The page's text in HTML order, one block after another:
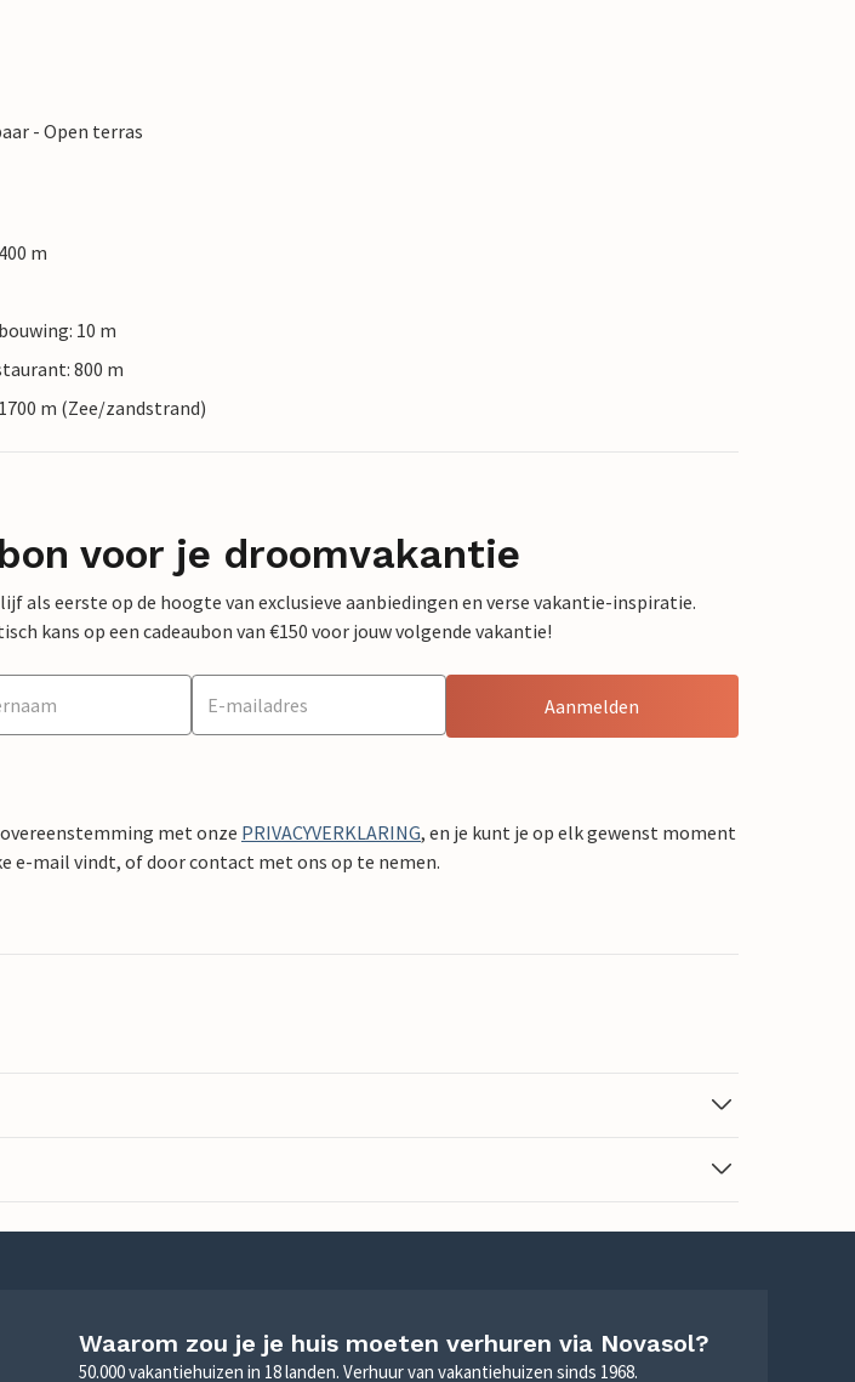
- Open terras
m
10 m
800 m
m (Zee/zandstrand)
voor je droomvakantie
als eerste op de hoogte van exclusieve aanbiedingen en verse vakantie-inspiratie.
kans op een cadeaubon van €150 voor jouw volgende vakantie!
Aanmelden
met onze PRIVACYVERKLARING, en je kunt je op elk gewenst moment
e-mail vindt, of door contact met ons op te nemen.
Waarom zou je je huis moeten verhuren via Novasol?
50.000 vakantiehuizen in 18 landen. Verhuur van vakantiehuizen sinds 1968.